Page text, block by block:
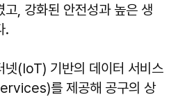
고, 강화된 안전성과 높은 생
.
넷(IoT) 기반의 데이터 서비스
를 제공해 공구의 상